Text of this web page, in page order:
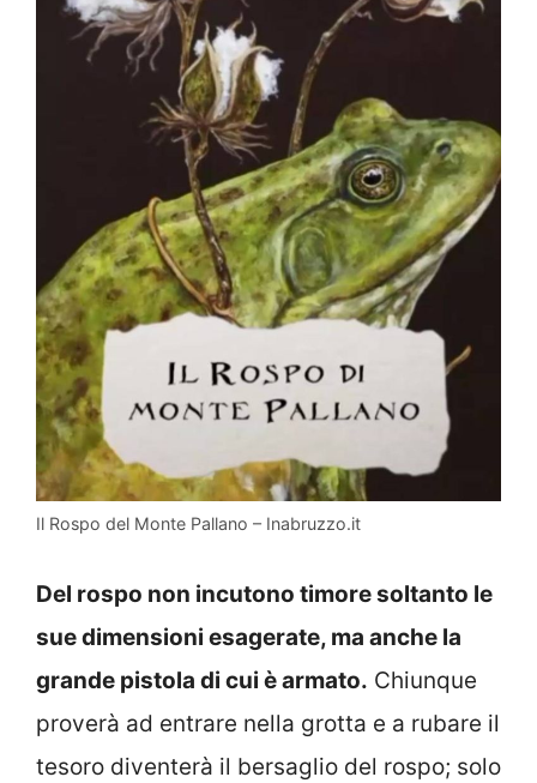
Il Rospo del Monte Pallano – Inabruzzo.it
Del rospo non incutono timore soltanto le
sue dimensioni esagerate, ma anche la
grande pistola di cui è armato. Chiunque
proverà ad entrare nella grotta e a rubare il
tesoro diventerà il bersaglio del rospo; solo